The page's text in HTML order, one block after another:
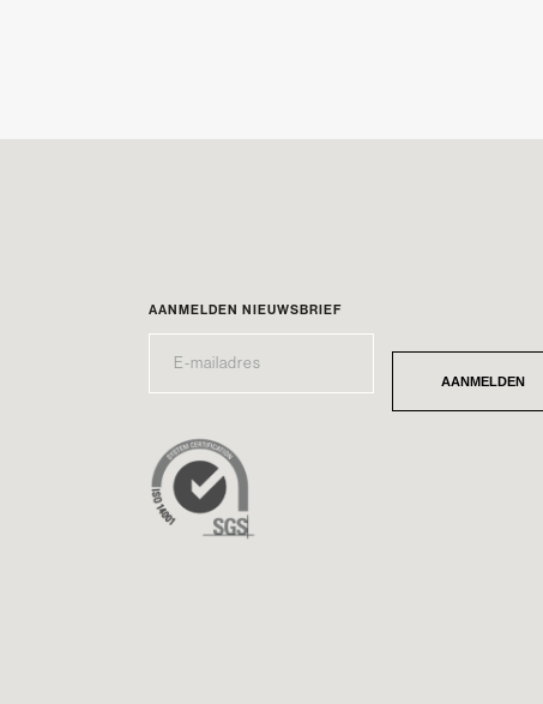
AANMELDEN NIEUWSBRIEF
AANMELDEN